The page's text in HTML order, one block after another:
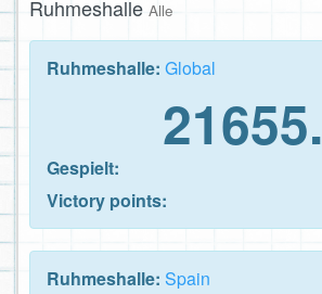
Ruhmeshalle Alle
Ruhmeshalle: Global
21655.
Gespielt:
Victory points:
Ruhmeshalle: Spain